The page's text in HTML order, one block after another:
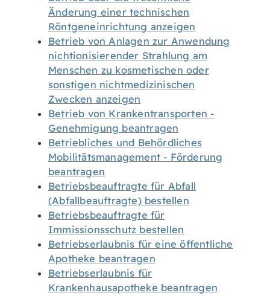
Änderung einer technischen
Röntgeneinrichtung anzeigen
Betrieb von Anlagen zur Anwendung
nichtionisierender Strahlung am
Menschen zu kosmetischen oder
sonstigen nichtmedizinischen
Zwecken anzeigen
Betrieb von Krankentransporten -
Genehmigung beantragen
Betriebliches und Behördliches
Mobilitätsmanagement - Förderung
beantragen
Betriebsbeauftragte für Abfall
(Abfallbeauftragte) bestellen
Betriebsbeauftragte für
Immissionsschutz bestellen
Betriebserlaubnis für eine öffentliche
Apotheke beantragen
Betriebserlaubnis für
Krankenhausapotheke beantragen